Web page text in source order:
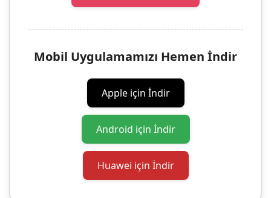
Mobil Uygulamamızı Hemen İndir
Apple için İndir
Android için İndir
Huawei için İndir